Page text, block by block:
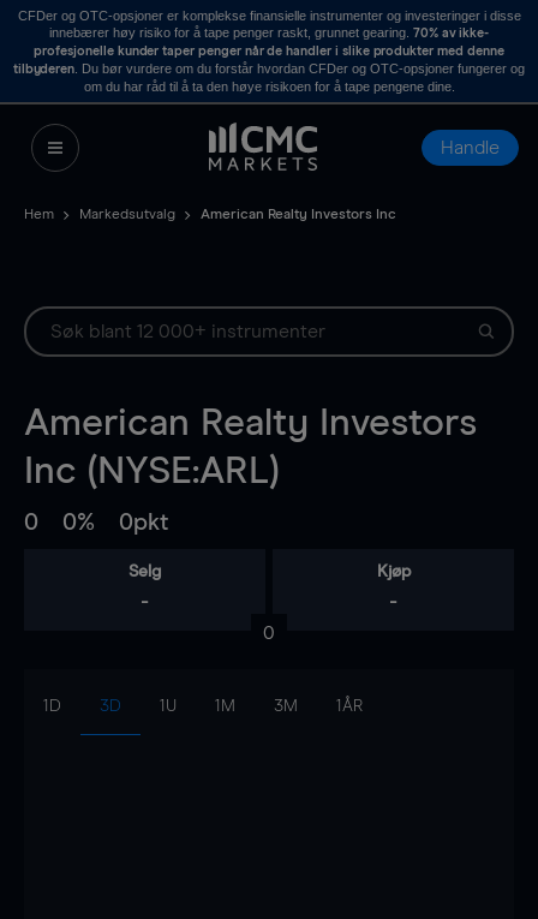
CFDer og OTC-opsjoner er komplekse finansielle instrumenter og investeringer i disse
innebærer høy risiko for å tape penger raskt, grunnet gearing. 70% av ikke-
profesjonelle kunder taper penger når de handler i slike produkter med denne
tilbyderen . Du bør vurdere om du forstår hvordan CFDer og OTC-opsjoner fungerer og
om du har råd til å ta den høye risikoen for å tape pengene dine.
Handle
Hem Markedsutvalg American Realty Investors Inc
American Realty Investors
Inc (NYSE:ARL)
0 0% 0pkt
Selg
-
Kjøp
-
0
1D 3D 1U 1M 3M 1ÅR